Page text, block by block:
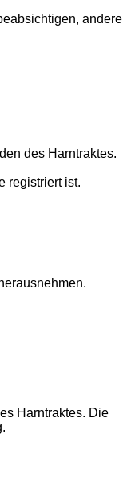
andere
des Harntraktes.
registriert ist.
Harntraktes. Die